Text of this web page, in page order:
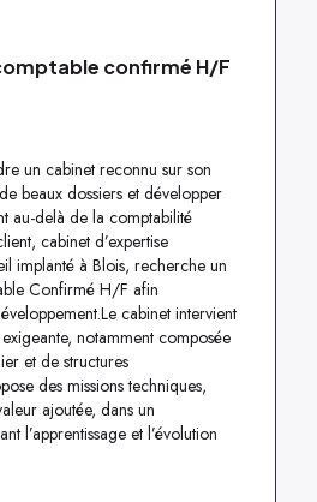
confirmé H/F
un cabinet reconnu sur son
beaux dossiers et développer
au-delà de la comptabilité
cabinet d’expertise
implanté à Blois, recherche un
Confirmé H/F afin
cabinet intervient
notamment composée
et de structures
des missions techniques,
ajoutée, dans un
l’apprentissage et l’évolution